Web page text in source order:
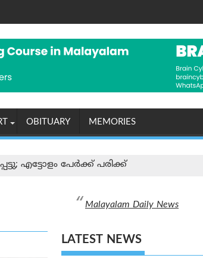
ഷൂറൂഖ് 80,000 കേസുകളും 30 വർഷമായി
പരമ്പരാഗത ഹോക്കി യൂണിഫോം
OBITUARY MEMORIES
എട്ടോളം പേര്‍ക്ക് പരിക്ക്
Malayalam Daily News
LATEST NEWS